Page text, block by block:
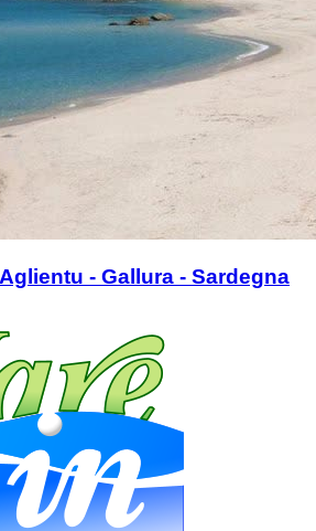
- Gallura - Sardegna